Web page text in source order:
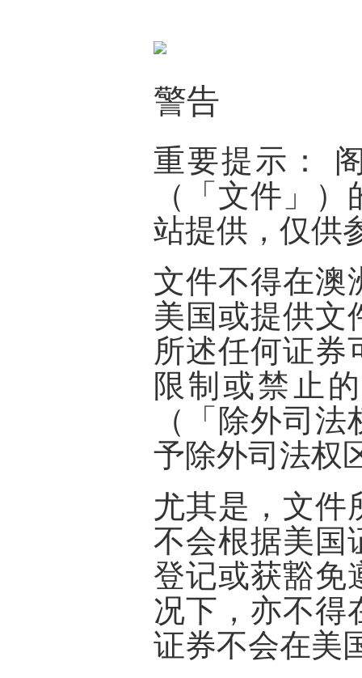
警告
重要提示：
（「 文件 」
站提供，仅供
文件不得在澳
美国或提供文
所述任何证券
限制或禁止
（「 除外司法
予除外司法权
尤其是，文件
不会根据美国
登记或获豁免
况下，亦不得
证券不会在美